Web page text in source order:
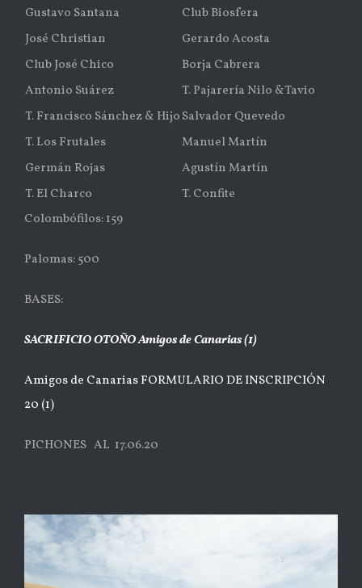
Gustavo Santana
Club Biosfera
José Christian
Gerardo Acosta
Club José Chico
Borja Cabrera
Antonio Suárez
T. Pajarería Nilo &Tavio
T. Francisco Sánchez & HijoSalvador Quevedo
T. Los Frutales
Manuel Martín
Germán Rojas
Agustín Martín
T. El Charco
T. Confite
Colombófilos: 159
Palomas: 500
BASES:
SACRIFICIO OTOÑO Amigos de Canarias (1)
Amigos de Canarias FORMULARIO DE INSCRIPCIÓN
20 (1)
PICHONES AL 17.06.20